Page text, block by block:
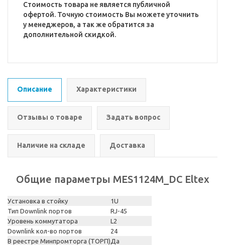
Стоимость товара не является публичной
офертой. Точную стоимость Вы можете уточнить
у менеджеров, а так же обратится за
дополнительной скидкой.
Описание Характеристики
Отзывы о товаре Задать вопрос
Наличие на складе Доставка
Общие параметры MES1124M_DC Eltex
Установка в стойку
1U
Тип Downlink портов
RJ-45
Уровень коммутатора
L2
Downlink кол-во портов
24
В реестре Минпромторга (ТОРП) Да